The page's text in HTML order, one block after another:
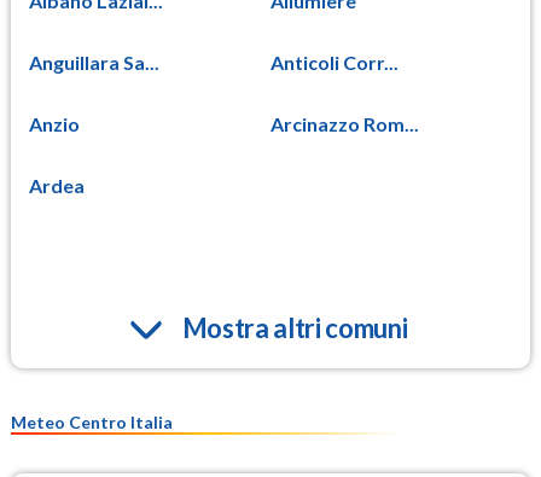
Anguillara Sa... Anticoli Corr...
Anzio Arcinazzo Rom...
Ardea
Mostra altri comuni
Meteo Centro Italia